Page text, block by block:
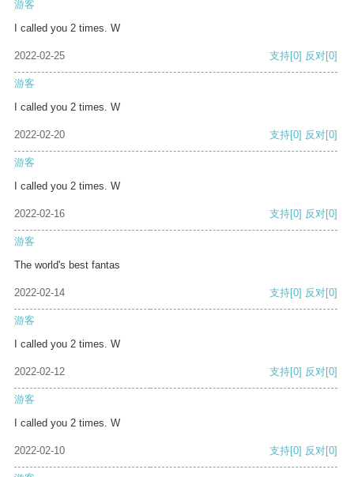
游客
I called you 2 times. W
2022-02-25 支持[0] 反对[0]
游客
I called you 2 times. W
2022-02-20 支持[0] 反对[0]
游客
I called you 2 times. W
2022-02-16 支持[0] 反对[0]
游客
The world's best fantas
2022-02-14 支持[0] 反对[0]
游客
I called you 2 times. W
2022-02-12 支持[0] 反对[0]
游客
I called you 2 times. W
2022-02-10 支持[0] 反对[0]